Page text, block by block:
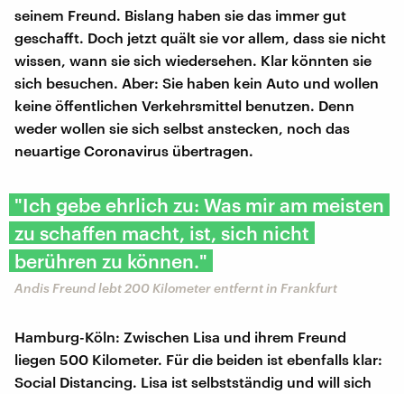
seinem Freund. Bislang haben sie das immer gut
geschafft. Doch jetzt quält sie vor allem, dass sie nicht
wissen, wann sie sich wiedersehen. Klar könnten sie
sich besuchen. Aber: Sie haben kein Auto und wollen
keine öffentlichen Verkehrsmittel benutzen. Denn
weder wollen sie sich selbst anstecken, noch das
neuartige Coronavirus übertragen.
"Ich gebe ehrlich zu: Was mir am meisten
zu schaffen macht, ist, sich nicht
berühren zu können."
Andis Freund lebt 200 Kilometer entfernt in Frankfurt
Hamburg-Köln: Zwischen Lisa und ihrem Freund
liegen 500 Kilometer. Für die beiden ist ebenfalls klar:
Social Distancing. Lisa ist selbstständig und will sich